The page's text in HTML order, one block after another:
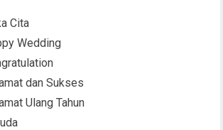
Cita
Wedding
dan Sukses
Ulang Tahun